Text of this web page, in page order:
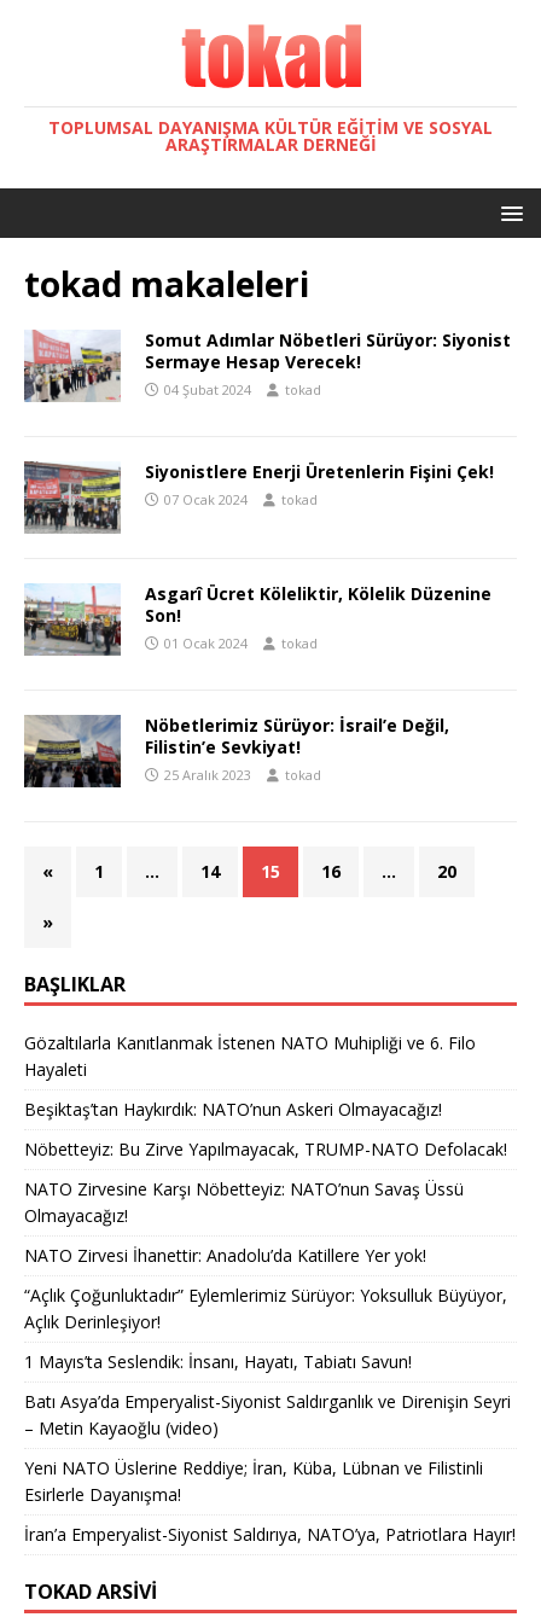
TOPLUMSAL DAYANIŞMA KÜLTÜR EĞITIM VE SOSYAL
ARAŞTIRMALAR DERNEĞI
tokad makaleleri
Somut Adımlar Nöbetleri Sürüyor: Siyonist
Sermaye Hesap Verecek!
04 Şubat 2024 tokad
Siyonistlere Enerji Üretenlerin Fişini Çek!
07 Ocak 2024 tokad
Asgarî Ücret Köleliktir, Kölelik Düzenine
Son!
01 Ocak 2024 tokad
Nöbetlerimiz Sürüyor: İsrail’e Değil,
Filistin’e Sevkiyat!
25 Aralık 2023 tokad
« 1 … 14 15 16 … 20
»
BAŞLIKLAR
Gözaltılarla Kanıtlanmak İstenen NATO Muhipliği ve 6. Filo
Hayaleti
Beşiktaş’tan Haykırdık: NATO’nun Askeri Olmayacağız!
Nöbetteyiz: Bu Zirve Yapılmayacak, TRUMP-NATO Defolacak!
NATO Zirvesine Karşı Nöbetteyiz: NATO’nun Savaş Üssü
Olmayacağız!
NATO Zirvesi İhanettir: Anadolu’da Katillere Yer yok!
“Açlık Çoğunluktadır” Eylemlerimiz Sürüyor: Yoksulluk Büyüyor,
Açlık Derinleşiyor!
1 Mayıs’ta Seslendik: İnsanı, Hayatı, Tabiatı Savun!
Batı Asya’da Emperyalist-Siyonist Saldırganlık ve Direnişin Seyri
– Metin Kayaoğlu (video)
Yeni NATO Üslerine Reddiye; İran, Küba, Lübnan ve Filistinli
Esirlerle Dayanışma!
İran’a Emperyalist-Siyonist Saldırıya, NATO’ya, Patriotlara Hayır!
TOKAD ARSIVI